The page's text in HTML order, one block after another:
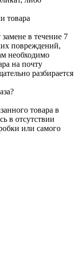
товара
в течение 7
повреждений,
необходимо
на почту
разбирается
товара в
в отсутствии
или самого